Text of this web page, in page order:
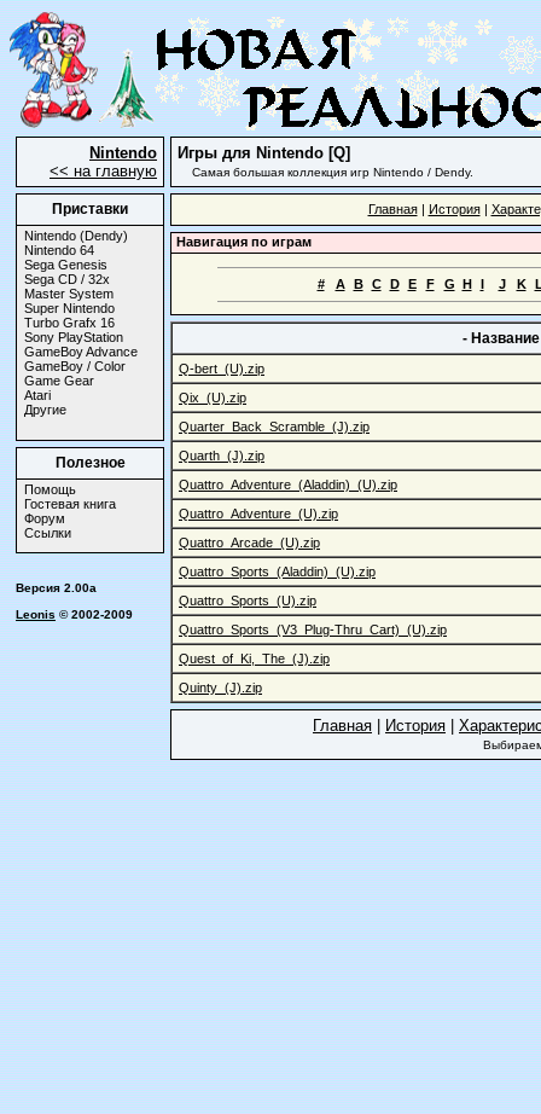
Nintendo
<< на главную
Приставки
Nintendo (Dendy)
Nintendo 64
Sega Genesis
Sega CD / 32x
Master System
Super Nintendo
Turbo Grafx 16
Sony PlayStation
GameBoy Advance
GameBoy / Color
Game Gear
Atari
Другие
Полезное
Помощь
Гостевая книга
Форум
Ссылки
Версия 2.00a
Leonis© 2002-2009
Игры для Nintendo [Q]
Самая большая коллекция игр Nintendo / Dendy.
Главная| История|
Навигация по играм
# A B C D E F G H I J K
-
Q-bert_(U).zip
Qix_(U).zip
Quarter_Back_Scramble_(J).zip
Quarth_(J).zip
Quattro_Adventure_(Aladdin)_(U).zip
Quattro_Adventure_(U).zip
Quattro_Arcade_(U).zip
Quattro_Sports_(Aladdin)_(U).zip
Quattro_Sports_(U).zip
Quattro_Sports_(V3_Plug-Thru_Cart)_(U).zip
Quest_of_Ki,_The_(J).zip
Quinty_(J).zip
Главная История